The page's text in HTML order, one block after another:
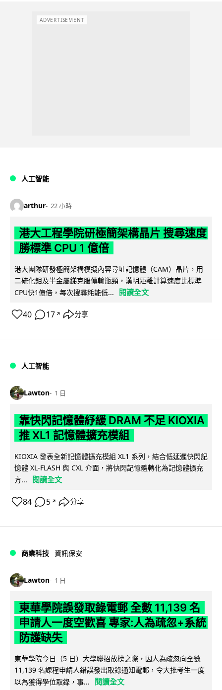
ADVERTISEMENT
人工智能
arthur 22 小時
港大工程學院研極簡架構晶片 搜尋速度
勝標準 CPU 1 億倍
港大團隊研發極簡架構模擬內容尋址記憶體（CAM）晶片，用
二硫化鉬及半金屬銻克服傳輸瓶頸，漢明距離計算速度比標準
CPU快1億倍，每次搜尋耗能低...
閱讀全文
40 17 ↗ 分享
人工智能
Lawton 1 日
靠快閃記憶體紓緩 DRAM 不足 KIOXIA
推 XL1 記憶體擴充模組
KIOXIA 發表全新記憶體擴充模組 XL1 系列，結合低延遲快閃記
憶體 XL-FLASH 與 CXL 介面，將快閃記憶體轉化為記憶體擴充
方...
閱讀全文
84 5 ↗ 分享
商業科技 資訊保安
Lawton 1 日
東華學院誤發取錄電郵 全數 11,139 名
申請人一度空歡喜 專家:人為疏忽+系統
防護缺失
東華學院今日（5 日）大學聯招放榜之際，因人為疏忽向全數
11,139 名課程申請人錯誤發出取錄通知電郵，令大批考生一度
以為獲得學位取錄，事...
閱讀全文